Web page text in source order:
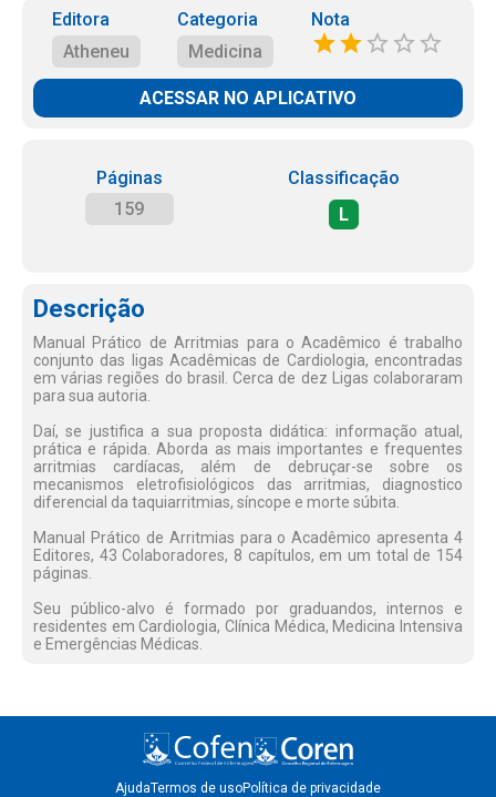
Editora
Atheneu
Categoria
Medicina
Nota
ACESSAR NO APLICATIVO
Páginas
159
Classificação
L
Descrição
Manual Prático de Arritmias para o Acadêmico é trabalho
conjunto das ligas Acadêmicas de Cardiologia, encontradas
em várias regiões do brasil. Cerca de dez Ligas colaboraram
para sua autoria.
Daí, se justifica a sua proposta didática: informação atual,
prática e rápida. Aborda as mais importantes e frequentes
arritmias cardíacas, além de debruçar-se sobre os
mecanismos eletrofisiológicos das arritmias, diagnostico
diferencial da taquiarritmias, síncope e morte súbita.
Manual Prático de Arritmias para o Acadêmico apresenta 4
Editores, 43 Colaboradores, 8 capítulos, em um total de 154
páginas.
Seu público-alvo é formado por graduandos, internos e
residentes em Cardiologia, Clínica Médica, Medicina Intensiva
e Emergências Médicas.
AjudaTermos de usoPolítica de privacidade